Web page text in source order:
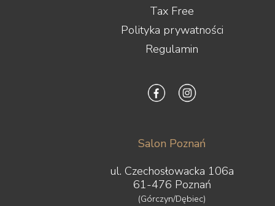
Tax Free
Polityka prywatności
Regulamin
Salon Poznań
ul. Czechosłowacka 106a
61-476 Poznań
(Górczyn/Dębiec)